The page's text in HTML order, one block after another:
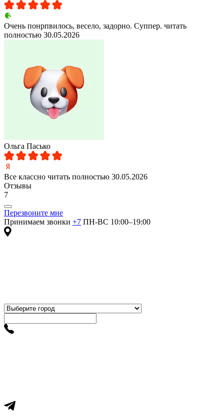
Очень понрпвилось, весело, задорно. Суппер. читать
полностью 30.05.2026
Ольга Пасько
Все классно читать полностью 30.05.2026
Отзывы
7
Перезвоните мне
Принимаем звонки +7 ПН-ВС 10:00–19:00